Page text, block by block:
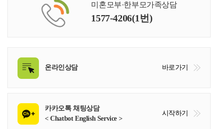
미혼모부·한부모가족상담
1577-4206(1번)
온라인상담 바로가기
카카오톡 채팅상담
< Chatbot English Service >
시작하기